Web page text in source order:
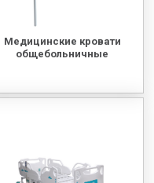
Медицинские кровати
общебольничные